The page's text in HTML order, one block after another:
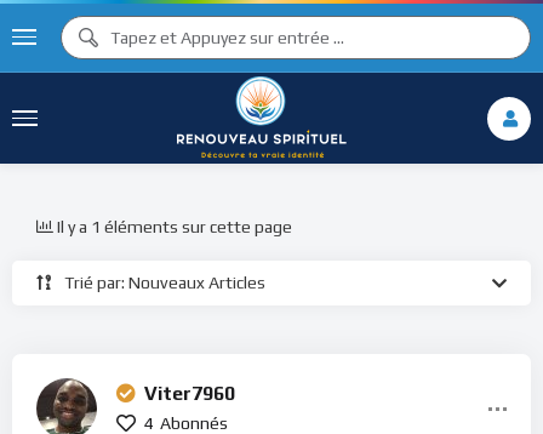
Trié par: Nouveaux Articles
Il y a 1 éléments sur cette page
Viter7960
4 Abonnés